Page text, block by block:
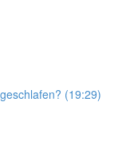
(19:29)